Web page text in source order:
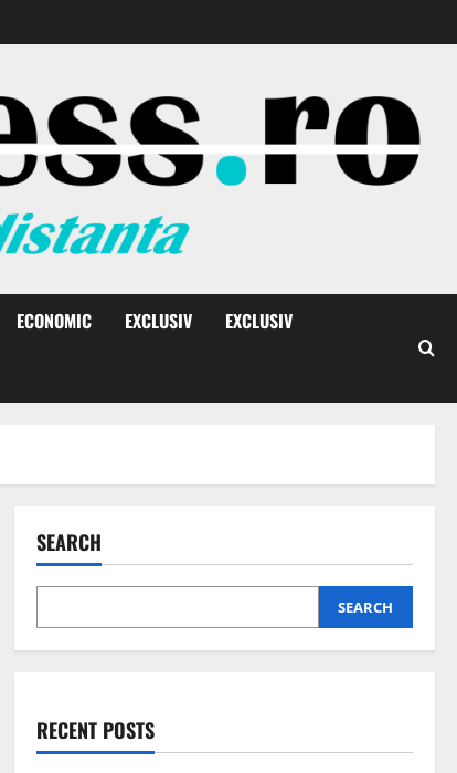
ECONOMIC EXCLUSIV EXCLUSIV
SEARCH
SEARCH
RECENT POSTS